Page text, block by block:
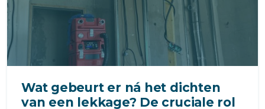
Wat gebeurt er ná het dichten
van een lekkage? De cruciale rol